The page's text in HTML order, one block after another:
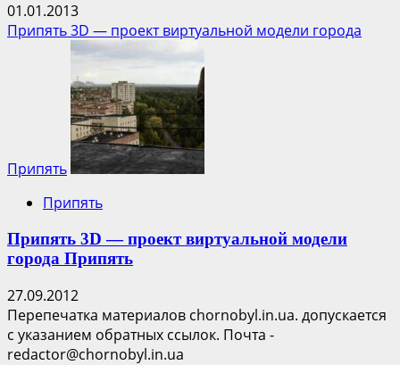
01.01.2013
Припять 3D — проект виртуальной модели города
Припять
Припять
Припять 3D — проект виртуальной модели
города Припять
27.09.2012
Перепечатка материалов chornobyl.in.ua. допускается
с указанием обратных ссылок. Почта -
redactor@chornobyl.in.ua